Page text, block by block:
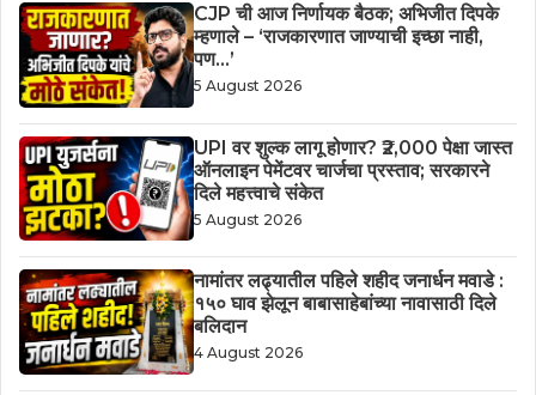
CJP ची आज निर्णायक बैठक; अभिजीत दिपके
म्हणाले – ‘राजकारणात जाण्याची इच्छा नाही,
पण…’
5 August 2026
UPI वर शुल्क लागू होणार? ₹2,000 पेक्षा जास्त
ऑनलाइन पेमेंटवर चार्जचा प्रस्ताव; सरकारने
दिले महत्त्वाचे संकेत
5 August 2026
नामांतर लढ्यातील पहिले शहीद जनार्धन मवाडे :
१५० घाव झेलून बाबासाहेबांच्या नावासाठी दिले
बलिदान
4 August 2026